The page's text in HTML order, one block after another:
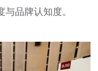
品牌认知度。